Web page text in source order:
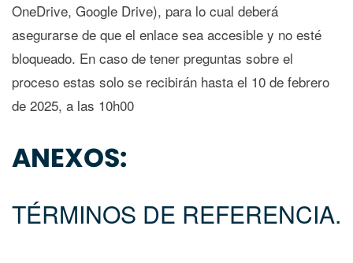
OneDrive, Google Drive), para lo cual deberá
asegurarse de que el enlace sea accesible y no esté
bloqueado. En caso de tener preguntas sobre el
proceso estas solo se recibirán hasta el 10 de febrero
de 2025, a las 10h00
ANEXOS:
TÉRMINOS DE REFERENCIA.